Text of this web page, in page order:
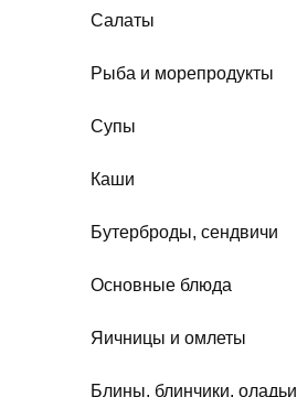
Салаты
Рыба и морепродукты
Супы
Каши
Бутерброды, сендвичи
Основные блюда
Яичницы и омлеты
Блины, блинчики, оладьи